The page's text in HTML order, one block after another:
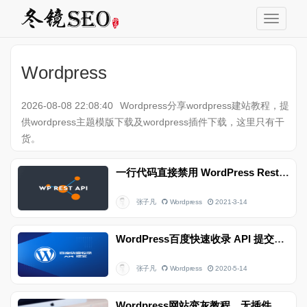
Wordpress
2026-08-08 22:08:40
Wordpress分享wordpress建站教程，提
供wordpress主题模版下载及wordpress插件下载，这里只有干
货。
一行代码直接禁用 WordPress Rest API 默认路由
张子凡 Wordpress 2021-3-14
WordPress百度快速收录 API 提交代码及教程
张子凡 Wordpress 2020-5-14